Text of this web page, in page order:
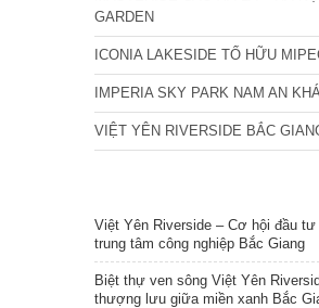
GARDEN
ICONIA LAKESIDE TỐ HỮU
IMPERIA SKY PARK NAM AN
VIỆT YÊN RIVERSIDE BẮC
Việt Yên Riverside – Cơ hội đầu
trung tâm công nghiệp Bắc Giang
Biệt thự ven sông Việt Yên
thượng lưu giữa miền xanh Bắc